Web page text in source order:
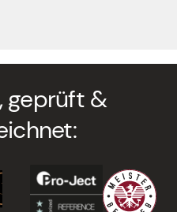
geprüft &